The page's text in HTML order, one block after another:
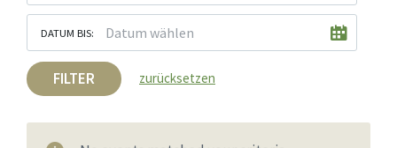
DATUM BIS:
FILTER zurücksetzen